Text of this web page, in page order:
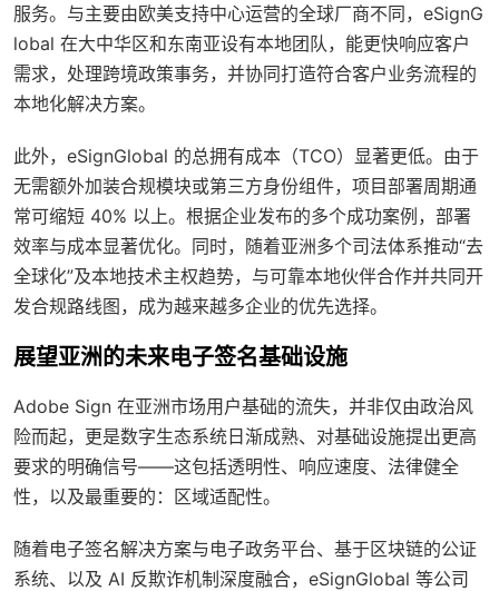
服务。与主要由欧美支持中心运营的全球厂商不同，eSignG
lobal 在大中华区和东南亚设有本地团队，能更快响应客户
需求，处理跨境政策事务，并协同打造符合客户业务流程的
本地化解决方案。
此外，eSignGlobal 的总拥有成本（TCO）显著更低。由于
无需额外加装合规模块或第三方身份组件，项目部署周期通
常可缩短 40% 以上。根据企业发布的多个成功案例，部署
效率与成本显著优化。同时，随着亚洲多个司法体系推动“去
全球化”及本地技术主权趋势，与可靠本地伙伴合作并共同开
发合规路线图，成为越来越多企业的优先选择。
展望亚洲的未来电子签名基础设施
Adobe Sign 在亚洲市场用户基础的流失，并非仅由政治风
险而起，更是数字生态系统日渐成熟、对基础设施提出更高
要求的明确信号——这包括透明性、响应速度、法律健全
性，以及最重要的：区域适配性。
随着电子签名解决方案与电子政务平台、基于区块链的公证
系统、以及 AI 反欺诈机制深度融合，eSignGlobal 等公司